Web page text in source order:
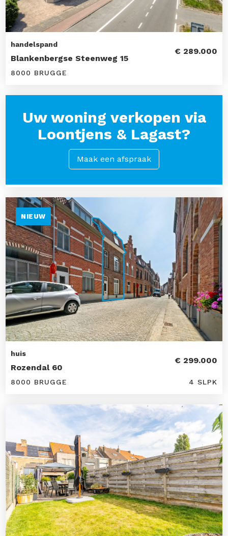
handelspand
Blankenbergse Steenweg 15
€ 289.000
8000 BRUGGE
Uw woning verkopen via
Loontjens & Lagast?
Maak een afspraak
NIEUW
huis
Rozendal 60
€ 299.000
8000 BRUGGE 4 SLPK